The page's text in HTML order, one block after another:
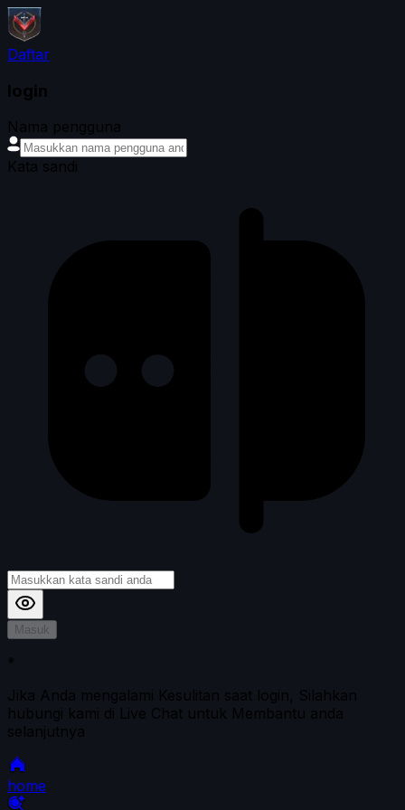
Daftar
login
Nama pengguna
Kata sandi
Masuk
*
Jika Anda mengalami Kesulitan saat login, Silahkan
hubungi kami di Live Chat untuk Membantu anda
selanjutnya
home